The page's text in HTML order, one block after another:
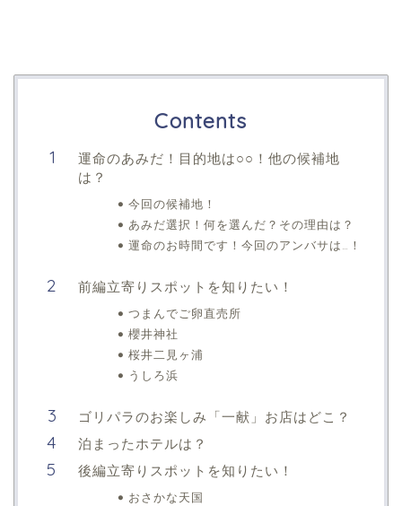
Contents
運命のあみだ！目的地は○○！他の候補地
は？
今回の候補地！
あみだ選択！何を選んだ？その理由は？
運命のお時間です！今回のアンバサは…！
前編立寄りスポットを知りたい！
つまんでご卵直売所
櫻井神社
桜井二見ヶ浦
うしろ浜
ゴリパラのお楽しみ「一献」お店はどこ？
泊まったホテルは？
後編立寄りスポットを知りたい！
おさかな天国